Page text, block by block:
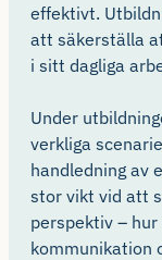
effektivt.
att säkerställa
i sitt dagliga
Under
verkliga
handledning av
stor vikt vid att
perspektiv –
kommunikation